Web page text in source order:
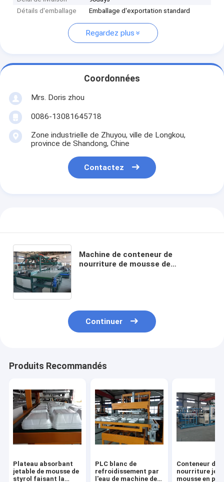
Détails d'emballage
Emballage d'exportation standard
Regardez plus
Coordonnées
Mrs. Doris zhou
0086-13081645718
Zone industrielle de Zhuyou, ville de Longkou,
province de Shandong, Chine
Contactez
Machine de conteneur de
nourriture de mousse de
Continuer
Produits Recommandés
Plateau absorbant
jetable de mousse de
styrol faisant la
PLC blanc de
refroidissement par
l'eau de machine de
Conteneur de
nourriture
mousse en